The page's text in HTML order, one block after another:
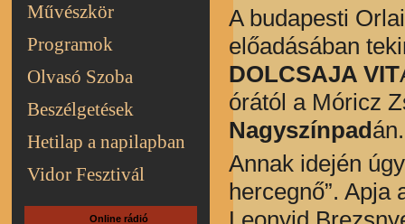
Művészkör
Programok
Olvasó Szoba
Beszélgetések
Hetilap a napilapban
Vidor Fesztivál
Online rádió
A budapesti
előadásában
DOLCSAJA VIT
órától a Móricz
Nagyszínpadán.
Annak idején
hercegnő”. Apja